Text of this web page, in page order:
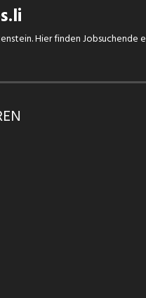
Hier finden